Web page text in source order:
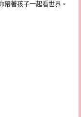
帶著孩子一起看世界。